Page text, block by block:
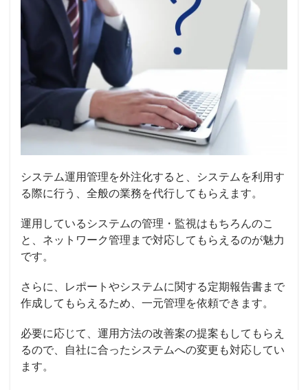
システム運用管理を外注化すると、システムを利用す
る際に行う、全般の業務を代行してもらえます。
運用しているシステムの管理・監視はもちろんのこ
と、ネットワーク管理まで対応してもらえるのが魅力
です。
さらに、レポートやシステムに関する定期報告書まで
作成してもらえるため、一元管理を依頼できます。
必要に応じて、運用方法の改善案の提案もしてもらえ
るので、自社に合ったシステムへの変更も対応してい
ます。